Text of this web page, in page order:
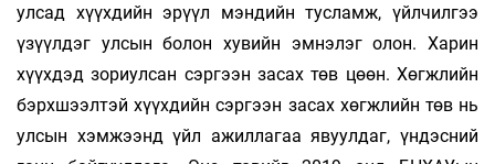
улсад хүүхдийн эрүүл мэндийн тусламж, үйлчилгээ
үзүүлдэг улсын болон хувийн эмнэлэг олон. Харин
хүүхдэд зориулсан сэргээн засах төв цөөн. Хөгжлийн
бэрхшээлтэй хүүхдийн сэргээн засах хөгжлийн төв нь
улсын хэмжээнд үйл ажиллагаа явуулдаг, үндэсний